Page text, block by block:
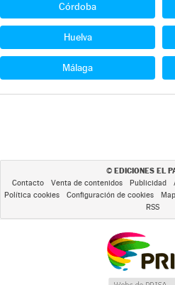
Córdoba
Huelva
Málaga
© EDICIONES EL
Contacto Venta de contenidos Publicidad
Política cookies
Configuración de cookies
RSS